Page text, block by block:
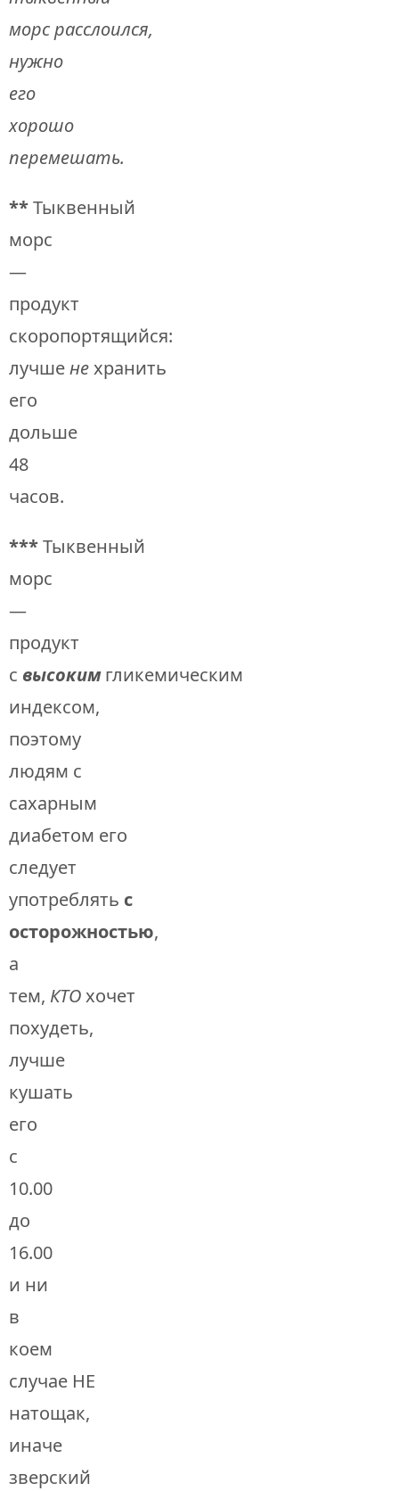
морсрасслоился,
нужно
его
хорошо
перемешать.
**Тыквенный
морс
—
продукт
скоропортящийся:
лучшенехранить
его
дольше
48
часов.
***Тыквенный
морс
—
продукт
с высокимгликемическим
индексом,
поэтому
людям с
сахарным
диабетом его
следует
употреблять с
осторожностью,
а
тем, КТОхочет
похудеть,
лучше
кушать
его
с
10.00
до
16.00
и ни
в
коем
случае НЕ
натощак,
иначе
зверский